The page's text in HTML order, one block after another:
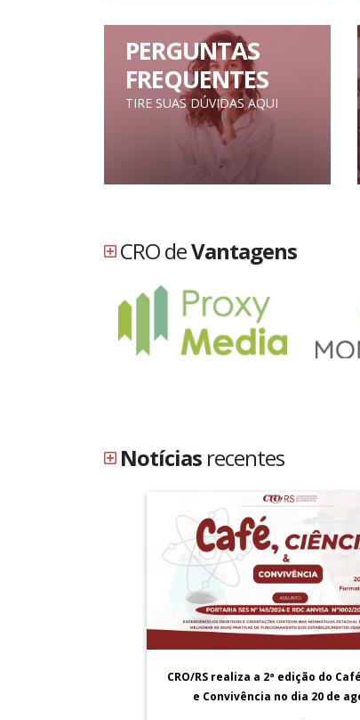
PERGUNTAS
FREQUENTES
TIRE SUAS DÚVIDAS AQUI
CRO deVantagens
Notícias recentes
CRO/RS realiza a 2ª edição do
e Convivência no dia 20 de